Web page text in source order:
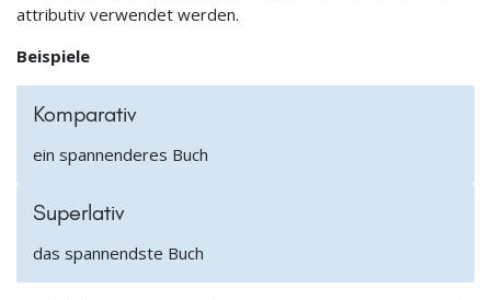
attributiv verwendet werden.
Beispiele
Komparativ
ein spannenderes Buch
Superlativ
das spannendste Buch